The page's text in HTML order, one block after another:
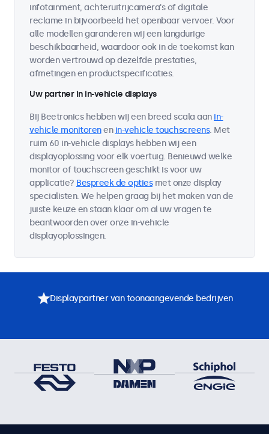
infotainment, achteruitrijcamera's of digitale
reclame in bijvoorbeeld het openbaar vervoer. Voor
alle modellen garanderen wij een langdurige
beschikbaarheid, waardoor ook in de toekomst kan
worden vertrouwd op dezelfde prestaties,
afmetingen en productspecificaties.
Uw partner in in-vehicle displays
Bij Beetronics hebben wij een breed scala aan in-
vehicle monitorenen in-vehicle touchscreens. Met
ruim 60 in-vehicle displays hebben wij een
displayoplossing voor elk voertuig. Benieuwd welke
monitor of touchscreen geschikt is voor uw
applicatie? Bespreek de optiesmet onze display
specialisten. We helpen graag bij het maken van de
juiste keuze en staan klaar om al uw vragen te
beantwoorden over onze in-vehicle
displayoplossingen.
Displaypartner van toonaangevende bedrijven